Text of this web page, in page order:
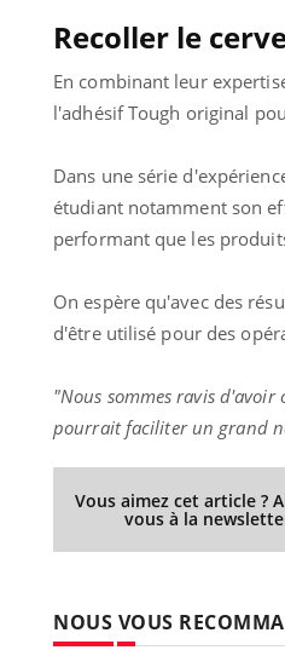
Recoller le
En combinant leur
l'adhésif Tough original
Dans une série
étudiant notamment son
performant que les
On espère qu'avec des
d'être utilisé pour des
"Nous sommes ravis
pourrait faciliter un grand
Vous aimez cet article ?
vous à la
NOUS VOUS